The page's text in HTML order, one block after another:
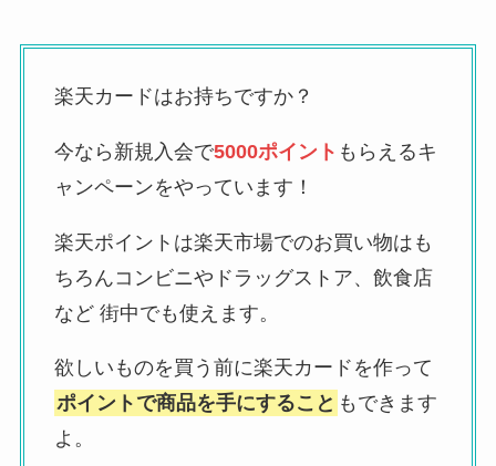
楽天カードはお持ちですか？
今なら新規入会で5000ポイント もらえるキ
ャンペーンをやっています！
楽天ポイントは楽天市場でのお買い物はも
ちろんコンビニやドラッグストア、飲食店
など 街中でも使えます。
欲しいものを買う前に楽天カードを作って
ポイントで商品を手にすること もできます
よ。